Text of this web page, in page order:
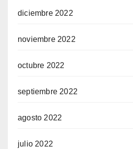
diciembre 2022
noviembre 2022
octubre 2022
septiembre 2022
agosto 2022
julio 2022